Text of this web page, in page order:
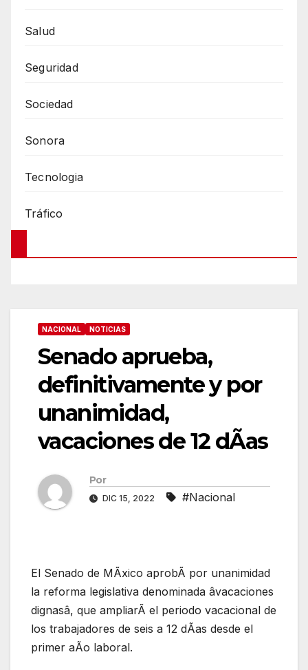
Salud
Seguridad
Sociedad
Sonora
Tecnologia
Tráfico
NACIONAL NOTICIAS
Senado aprueba,
definitivamente y por
unanimidad,
vacaciones de 12 dÃas
Por
DIC 15, 2022 #Nacional
El Senado de MÃxico aprobÃ por unanimidad
la reforma legislativa denominada âvacaciones
dignasâ, que ampliarÃ el periodo vacacional de
los trabajadores de seis a 12 dÃas desde el
primer aÃo laboral.